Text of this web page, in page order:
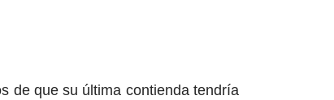
de que su última contienda tendría